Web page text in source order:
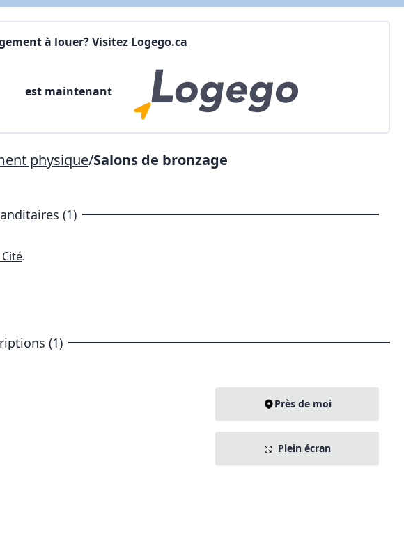
à louer? Visitez Logego.ca
est maintenant
physique/Salons de bronzage
(1)
.
(1)
Près de moi
Plein écran